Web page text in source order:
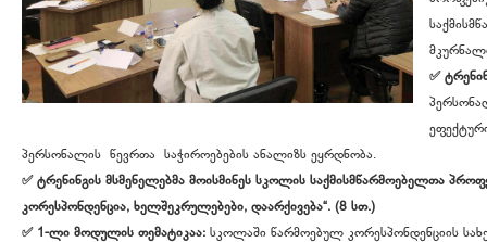
✅
პერსონალის წევრთა საჭიროებების ანალიზს ეყრდნობა.
✅ ტრენინგის მსმენელებმა მოისმინეს სკოლის საქმისმწარმოებელთა
კორესპონდენცია, ხელშეკრულებები, დაარქივება“. (8 სთ.)
✅1-ლი მოდულის თემატიკაა: სკოლაში წარმოებულ კორესპონდენციის